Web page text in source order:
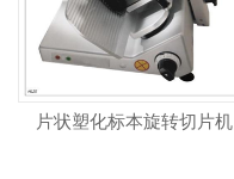
片状塑化标本旋转切片机